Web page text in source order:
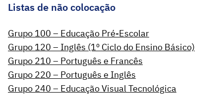
Listas de não colocação
Grupo 100 – Educação Pré-Escolar
Grupo 120 – Inglês (1º Ciclo do Ensino Básico)
Grupo 210 – Português e Francês
Grupo 220 – Português e Inglês
Grupo 240 – Educação Visual Tecnológica